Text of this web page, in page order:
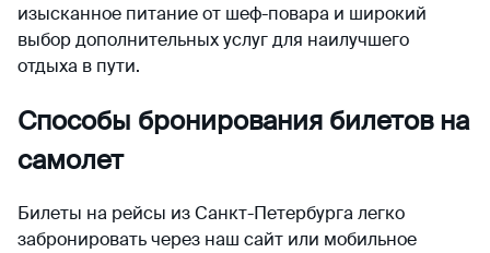
изысканное питание от шеф-повара и широкий
выбор дополнительных услуг для наилучшего
отдыха в пути.
Способы бронирования билетов на
самолет
Билеты на рейсы из Санкт-Петербурга легко
забронировать через наш сайт или мобильное